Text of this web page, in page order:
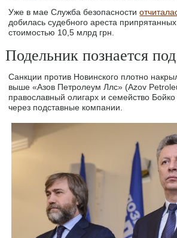
Уже в мае Служба безопасности
добилась судебного ареста
стоимостью 10,5 млрд грн.
Подельник познается
Санкции против Новинского плотно
выше «Азов Петролеум Ллс» (Azov
православный олигарх и семейство
через подставные компании.